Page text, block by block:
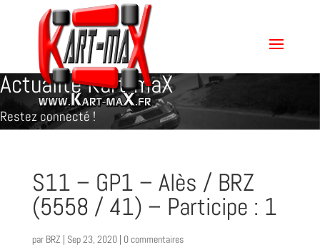
Actualité Kart-maX
Restez connecté !
S11 – GP1 – Alès / BRZ
(5558 / 41) – Participe : 1
par BRZ | Sep 23, 2020| 0 commentaires